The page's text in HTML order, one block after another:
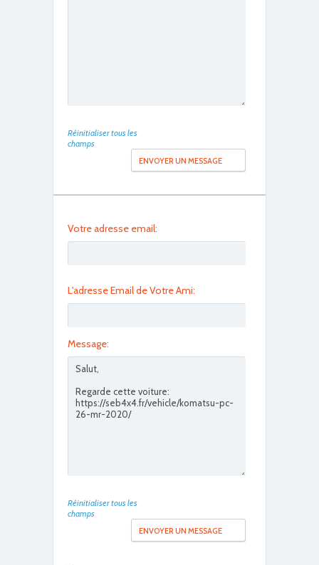
Réinitialiser tous les
champs
Votre adresse email:
L'adresse Email de Votre Ami:
Message:
Réinitialiser tous les
champs